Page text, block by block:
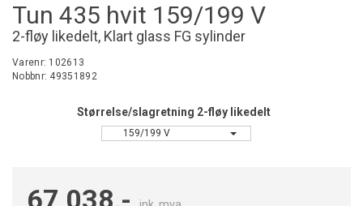
Tun 435 hvit 159/199 V
2-fløy likedelt, Klart glass FG sylinder
Varenr: 102613
Nobbnr: 49351892
Størrelse/slagretning 2-fløy likedelt
159/199 V
67 038,-